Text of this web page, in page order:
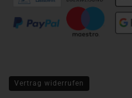
Vertrag widerrufen